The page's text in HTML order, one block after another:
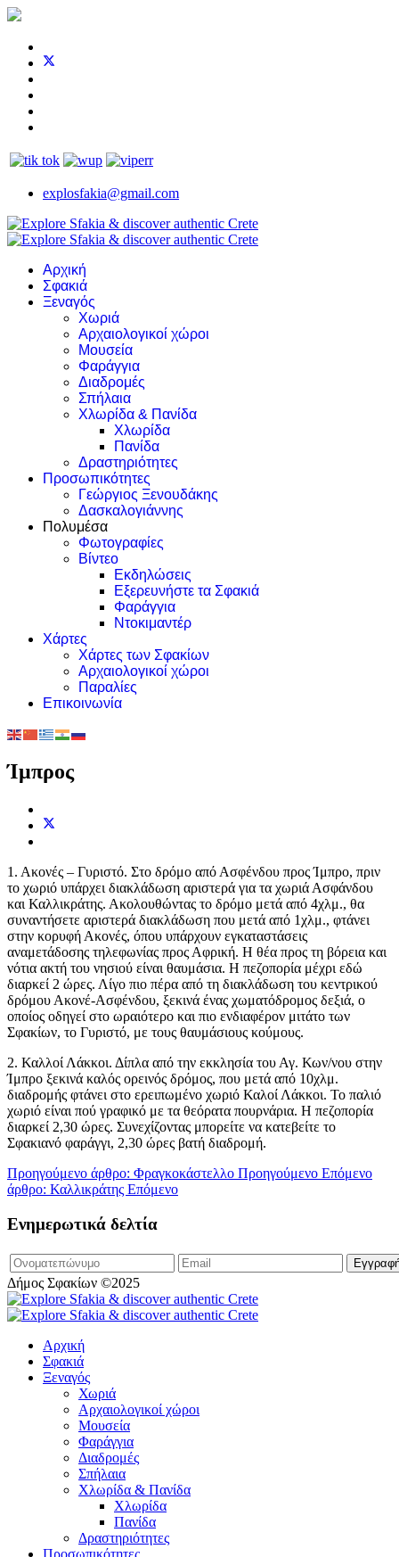
explosfakia@gmail.com
Αρχική
Σφακιά
Ξεναγός
Χωριά
Αρχαιολογικοί χώροι
Μουσεία
Φαράγγια
Διαδρομές
Σπήλαια
Χλωρίδα & Πανίδα
Χλωρίδα
Πανίδα
Δραστηριότητες
Προσωπικότητες
Γεώργιος Ξενουδάκης
Δασκαλογιάννης
Πολυμέσα
Φωτογραφίες
Βίντεο
Εκδηλώσεις
Εξερευνήστε τα Σφακιά
Φαράγγια
Ντοκιμαντέρ
Χάρτες
Χάρτες των Σφακίων
Αρχαιολογικοί χώροι
Παραλίες
Επικοινωνία
Ίμπρος
1. Ακονές – Γυριστό. Στο δρόμο από Ασφένδου προς Ίμπρο, πριν
το χωριό υπάρχει διακλάδωση αριστερά για τα χωριά Ασφάνδου
και Καλλικράτης. Ακολουθώντας το δρόμο μετά από 4χλμ., θα
συναντήσετε αριστερά διακλάδωση που μετά από 1χλμ., φτάνει
στην κορυφή Ακονές, όπου υπάρχουν εγκαταστάσεις
αναμετάδοσης τηλεφωνίας προς Αφρική. Η θέα προς τη βόρεια και
νότια ακτή του νησιού είναι θαυμάσια. Η πεζοπορία μέχρι εδώ
διαρκεί 2 ώρες. Λίγο πιο πέρα από τη διακλάδωση του κεντρικού
δρόμου Ακονέ-Ασφένδου, ξεκινά ένας χωματόδρομος δεξιά, ο
οποίος οδηγεί στο ωραιότερο και πιο ενδιαφέρον μιτάτο των
Σφακίων, το Γυριστό, με τους θαυμάσιους κούμους.
2. Καλλοί Λάκκοι. Δίπλα από την εκκλησία του Αγ. Κων/νου στην
Ίμπρο ξεκινά καλός ορεινός δρόμος, που μετά από 10χλμ.
διαδρομής φτάνει στο ερειπωμένο χωριό Καλοί Λάκκοι. Το παλιό
χωριό είναι πού γραφικό με τα θεόρατα πουρνάρια. Η πεζοπορία
διαρκεί 2,30 ώρες. Συνεχίζοντας μπορείτε να κατεβείτε το
Σφακιανό φαράγγι, 2,30 ώρες βατή διαδρομή.
Προηγούμενο άρθρο: Φραγκοκάστελλο Προηγούμενο Επόμενο
άρθρο: Καλλικράτης Επόμενο
Ενημερωτικά δελτία
Δήμος Σφακίων ©2025
Αρχική
Σφακιά
Ξεναγός
Χωριά
Αρχαιολογικοί χώροι
Μουσεία
Φαράγγια
Διαδρομές
Σπήλαια
Χλωρίδα & Πανίδα
Χλωρίδα
Πανίδα
Δραστηριότητες
Προσωπικότητες